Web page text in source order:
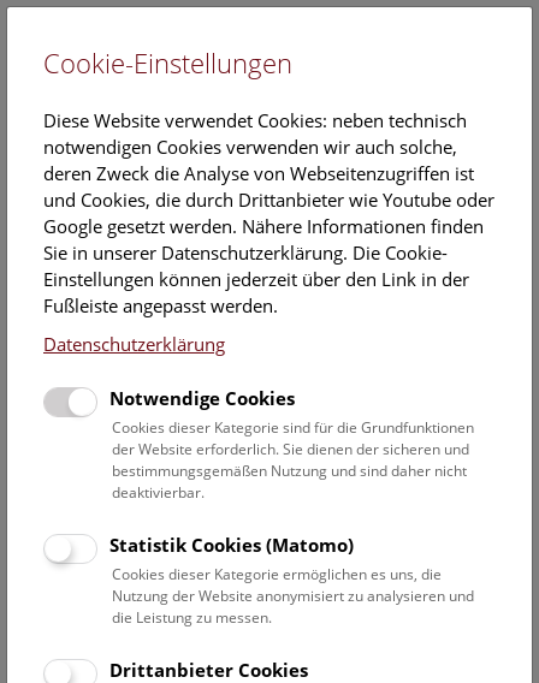
EN
Veranstaltungskalender
Informationen zu Gruppen,- Kindergarten- und
Schulprogrammen finden Siehier
Datumsfilter
23.7.2024
Datum auswählen
Erweiterte Suche
Filter zurücksetzen
Cookie-Einstellungen
Diese Website verwendet Cookies: neben technisch
notwendigen Cookies verwenden wir auch solche,
deren Zweck die Analyse von Webseitenzugriffen ist
und Cookies, die durch Drittanbieter wie Youtube oder
Google gesetzt werden. Nähere Informationen finden
Sie in unserer Datenschutzerklärung. Die Cookie-
Einstellungen können jederzeit über den Link in der
Fußleiste angepasst werden.
Datenschutzerklärung
Notwendige Cookies
Cookies dieser Kategorie sind für die Grundfunktionen
der Website erforderlich. Sie dienen der sicheren und
bestimmungsgemäßen Nutzung und sind daher nicht
deaktivierbar.
Statistik Cookies (Matomo)
Cookies dieser Kategorie ermöglichen es uns, die
Nutzung der Website anonymisiert zu analysieren und
die Leistung zu messen.
Drittanbieter Cookies